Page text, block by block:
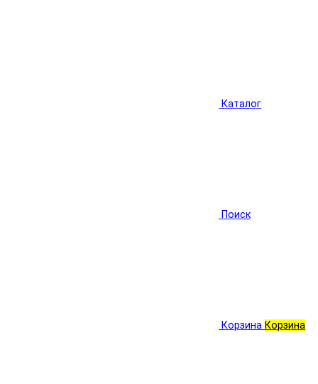
Каталог
Поиск
Корзина Корзина